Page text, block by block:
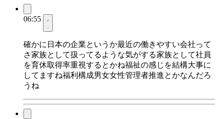
06:55
確かに日本の企業というか最近の働きやすい会社って
さ家族として扱ってるような気がする家族として社員
を育休取得率重視するとかね福祉の感じを結構大事に
してますね福利構成男女女性管理者推進とかなんだろ
うね